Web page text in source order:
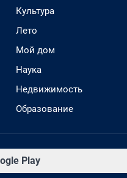
Культура
Лето
Мой дом
Наука
Недвижимость
Образование
Play